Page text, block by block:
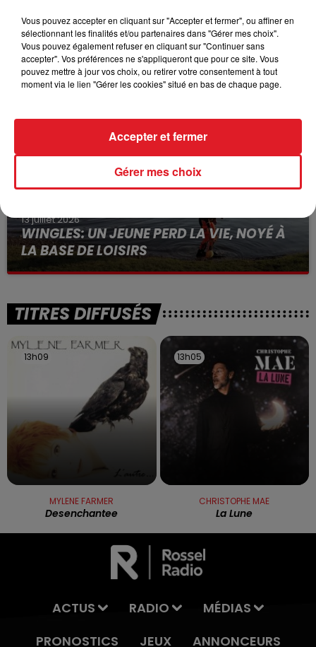
15 juillet 2026
BÉTHUNE: ENQUÊTE POUR HOMICIDE
VOLONTAIRE EN COURS, APRÈS LA...
Selon les premiers éléments, le logement servait
13 juillet 2026
WINGLES: UN JEUNE PERD LA VIE, NOYÉ À
LA BASE DE LOISIRS
La victime a coulé à pic
TITRES DIFFUSÉS
13h09
13h09
MYLENE FARMER
Desenchantee
13h05
13h05
CHRISTOPHE MAE
La Lune
ACTUS RADIO
MÉDIAS
PRONOSTICS
JEUX ANNONCEURS
Vous pouvez accepter en cliquant sur "Accepter et fermer", ou affiner en
sélectionnant les finalités et/ou partenaires dans "Gérer mes choix".
Vous pouvez également refuser en cliquant sur "Continuer sans
accepter". Vos préférences ne s'appliqueront que pour ce site. Vous
pouvez mettre à jour vos choix, ou retirer votre consentement à tout
moment via le lien "Gérer les cookies" situé en bas de chaque page.
Gérer mes choix
Accepter et fermer